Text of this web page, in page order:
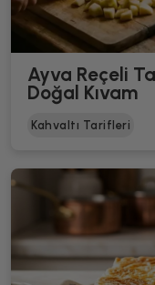
Ayva Reçeli
Doğal Kıvam
Kahvaltı Tarifleri